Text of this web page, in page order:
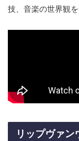
技、音楽の世界観
リップヴァン